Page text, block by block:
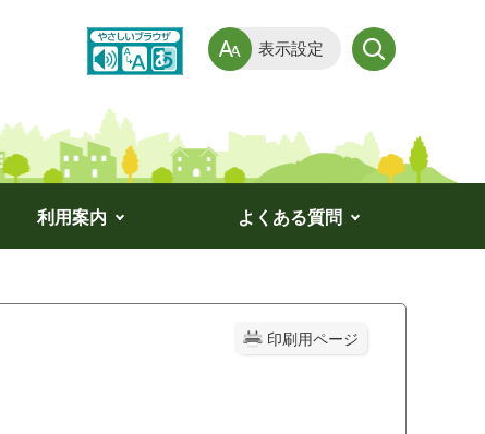
表示設定
利用案内 よくある質問
印刷用ページ